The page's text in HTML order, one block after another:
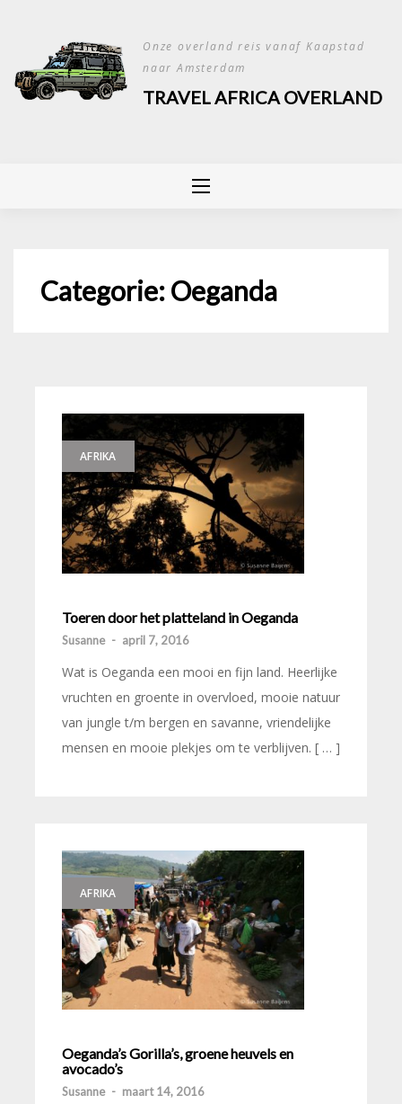
Onze overland reis vanaf Kaapstad
naar Amsterdam
TRAVEL AFRICA OVERLAND
Categorie:Oeganda
AFRIKA
Toeren door het platteland in Oeganda
Susanne - april 7, 2016
Wat is Oeganda een mooi en fijn land. Heerlijke
vruchten en groente in overvloed, mooie natuur
van jungle t/m bergen en savanne, vriendelijke
mensen en mooie plekjes om te verblijven. [ … ]
AFRIKA
Oeganda’s Gorilla’s, groene heuvels en
avocado’s
Susanne - maart 14, 2016